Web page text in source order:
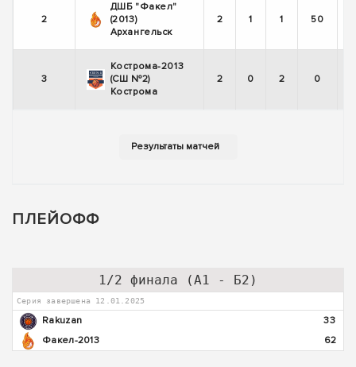
2
ДШБ "Факел"
(2013)
Архангельск
2 1 1 50
3
Кострома-2013
(СШ №2)
Кострома
2 0 2 0
ПЛЕЙОФФ
1/2 финала (А1 - Б2)
Серия завершена 12.01.2025
Rakuzan
33
Факел-2013
62